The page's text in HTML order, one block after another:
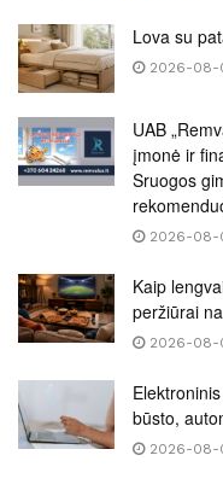
Lova su
2026-08-
UAB
įmonė ir
Sruogos
2026-08-
Kaip
peržiūrai
2026-08-
būsto,
2026-08-